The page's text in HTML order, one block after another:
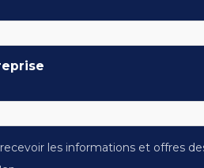
les informations et offres